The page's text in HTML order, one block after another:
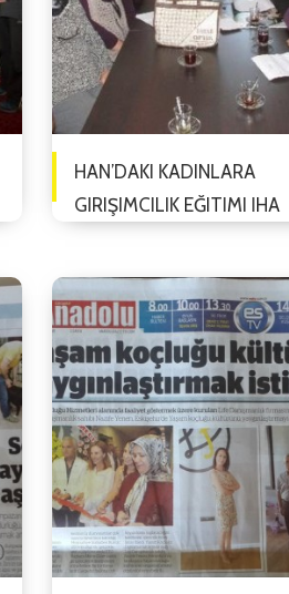
HAN’DAKI KADINLARA
GIRIŞIMCILIK EĞITIMI IHA
Başkanlığı ile Kadın Emeğini
Değerlendirme Vakfı (KEDV) iş
birliğinde, ilçedeki kadınlara
yöne...